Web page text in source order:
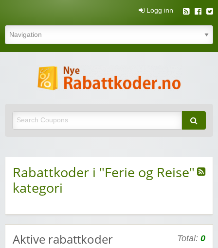
Logg inn
Rabattkoder i "Ferie og Reise"
kategori
Aktive rabattkoder Total: 0